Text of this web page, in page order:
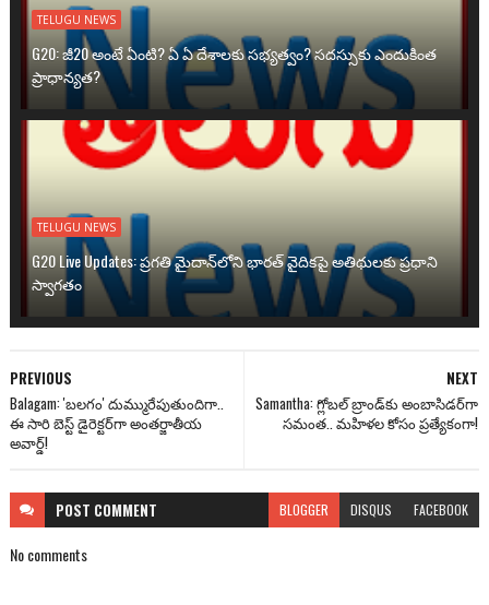
TELUGU NEWS
G20: జీ20 అంటే ఏంటి? ఏ ఏ దేశాలకు సభ్యత్వం? సదస్సుకు ఎందుకింత
ప్రాధాన్యత?
TELUGU NEWS
G20 Live Updates: ప్రగతి మైదాన్‌లోని భారత్ వైదికపై అతిథులకు ప్రధాని
స్వాగతం
NEXT
Samantha: గ్లోబల్ బ్రాండ్‌కు అంబాసిడర్‌గా
సమంత.. మహిళల కోసం ప్రత్యేకంగా!
PREVIOUS
Balagam: 'బలగం' దుమ్మురేపుతుందిగా..
ఈ సారి బెస్ట్ డైరెక్టర్‌గా అంతర్జాతీయ
అవార్డ్!
POST COMMENT BLOGGER DISQUS FACEBOOK
No comments